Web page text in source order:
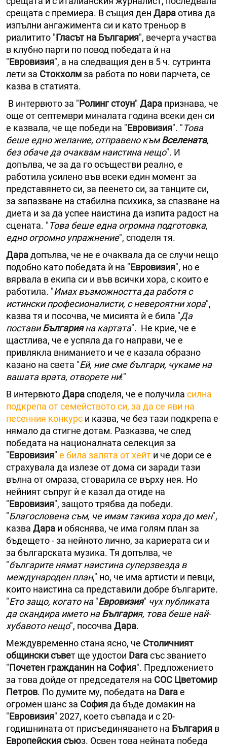
срещата с премиера. В същия ден Дараотива да
изпълни ангажимента си и като треньор в
риалитито "Гласът на България", вечерта участва
в клубно парти по повод победата ѝ на
"Евровизия", а на следващия ден в 5 ч. сутринта
лети за Стокхолмза работа по нови парчета, се
казва в статията.
В интервюто за "Ролинг стоун" Дара признава, че
още от септември миналата година всеки ден си
е казвала, че ще победи на "Евровизия". "Това
беше едно желание, отправено къмВселената,
без обаче да очаквам наистина нещо". И
допълва, че за да го осъществи реално, е
работила усилено във всеки един момент за
представянето си, за пеенето си, за танците си,
за запазване на стабилна психика, за спазване на
диета и за да успее наистина да изпита радост на
сцената. "Това беше една огромна подготовка,
едно огромно упражнение", споделя тя.
Дарадопълва, че не е очаквала да се случи нещо
подобно като победата ѝ на "Евровизия", но е
вярвала в екипа си и във всички хора, с които е
работила. "Имах възможността да работя с
истински професионалисти, с невероятни хора",
казва тя и посочва, че мисията ѝ е била "Да
поставиБългарияна картата". Не крие, че е
щастлива, че е успяла да го направи, че е
привлякла вниманието и че е казала образно
казано на света "Ей, ние сме българи, чукаме на
вашата врата, отворете ни!"
В интервютоДарасподеля, че е получила силна
подкрепа от семейството си, за да се яви на
песенния конкурс и казва, че без тази подкрепа е
нямало да стигне дотам. Разказва, че след
победата на националната селекция за
"Евровизия" е била залята от хейт и че дори се е
страхувала да излезе от дома си заради тази
вълна от омраза, стоварила се върху нея. Но
нейният съпруг ѝ е казал да отиде на
"Евровизия", защото трябва да победи.
"Благословена съм, че имам такива хора до мен",
казва Дара и обяснява, че има голям план за
бъдещето - за нейното лично, за кариерата си и
за българската музика. Тя допълва, че
"българите нямат наистина суперзвезда в
международен план," но, че има артисти и певци,
които наистина са представили добре българите.
"Ето защо, когато на"Евровизия" чух публиката
да скандира името наБългария, това беше най-
хубавото нещо", посочва Дара.
Междувременно стана ясно, че Столичният
общински съвет ще удостои Daraсъс званието
"Почетен гражданин на София". Предложението
за това дойде от председателя на СОС Цветомир
Петров. По думите му, победата на Daraе
огромен шанс за Софияда бъде домакин на
"Евровизия" 2027, което съвпада и с 20-
годишнината от присъединяването на България в
Европейския съюз. Освен това нейната победа